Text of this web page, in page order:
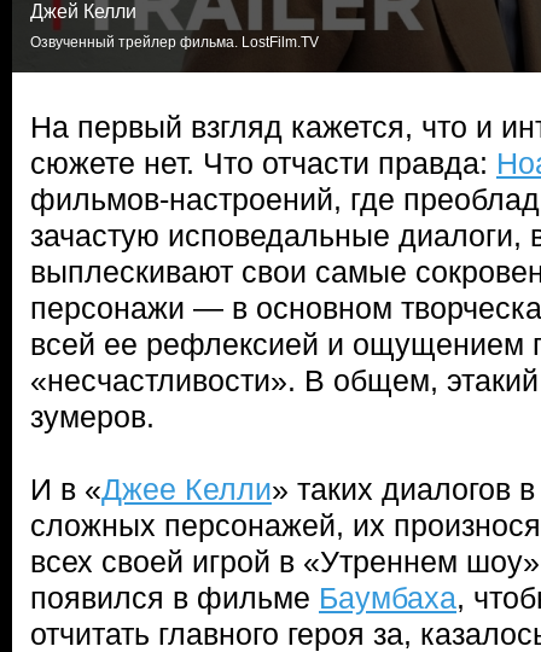
Джей Келли
Озвученный трейлер фильма. LostFilm.TV
На первый взгляд кажется, что и
сюжете нет. Что отчасти правда:
фильмов-настроений, где
зачастую исповедальные диалоги,
выплескивают свои самые
персонажи — в основном
всей ее рефлексией и ощущением
«несчастливости». В общем,
зумеров.
И в «Джее Келли» таких диалогов
сложных персонажей, их
всех своей игрой в «Утреннем
появился в фильме Баумбаха,
отчитать главного героя за,